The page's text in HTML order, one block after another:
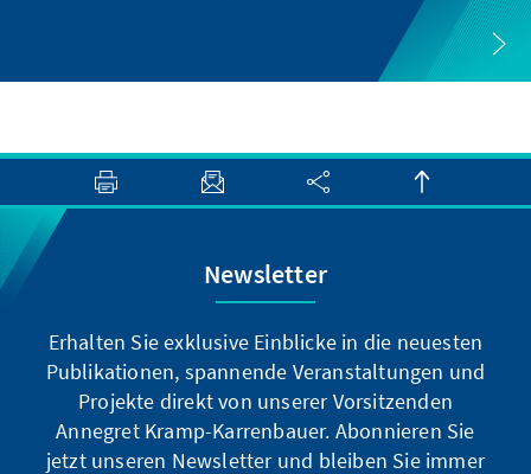
Newsletter
Erhalten Sie exklusive Einblicke in die neuesten
Publikationen, spannende Veranstaltungen und
Projekte direkt von unserer Vorsitzenden
Annegret Kramp-Karrenbauer. Abonnieren Sie
jetzt unseren Newsletter und bleiben Sie immer